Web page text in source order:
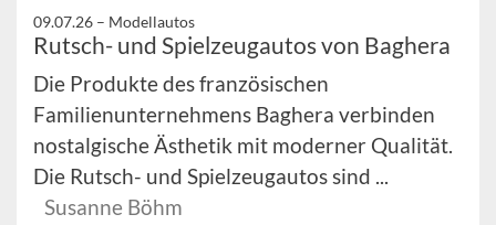
09.07.26 – Modellautos
Rutsch- und Spielzeugautos von Baghera
Die Produkte des französischen
Familienunternehmens Baghera verbinden
nostalgische Ästhetik mit moderner Qualität.
Die Rutsch- und Spielzeugautos sind ...
Susanne Böhm